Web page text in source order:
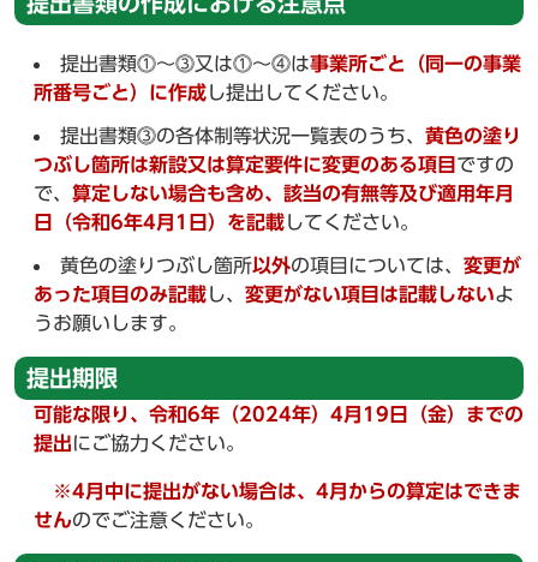
提出書類⓵～⓷又は⓵～⓸は事業所ごと（同一の事業
所番号ごと）に作成し提出してください。
提出書類⓷の各体制等状況一覧表のうち、 黄色の塗り
つぶし箇所は新設又は算定要件に変更のある項目 ですの
で、 算定しない場合も含め、該当の有無等及び適用年月
日（令和6年4月1日）を記載してください。
黄色の塗りつぶし箇所以外の項目については、 変更が
あった項目のみ記載し、 変更がない項目は記載しないよ
うお願いします。
提出期限
可能な限り、令和6年（2024年）4月19日（金）までの
提出にご協力ください。
※4月中に提出がない場合は、4月からの算定はできま
せんのでご注意ください。